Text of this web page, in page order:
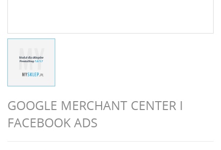
GOOGLE MERCHANT CENTER I
FACEBOOK ADS